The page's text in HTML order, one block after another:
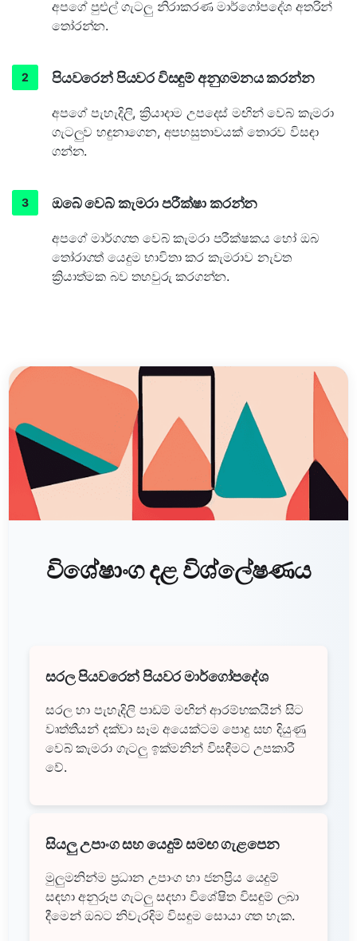
අපගේ පුළුල් ගැටලු නිරාකරණ මාර්ගෝපදේශ අතරින්
තෝරන්න.
පියවරෙන් පියවර විසඳුම් අනුගමනය කරන්න
අපගේ පැහැදිලි, ක්‍රියාදාම උපදෙස් මඟින් වෙබ් කැමරා
ගැටලුව හඳුනාගෙන, අපහසුතාවයක් තොරව විසඳා
ගන්න.
ඔබේ වෙබ් කැමරා පරීක්ෂා කරන්න
අපගේ මාර්ගගත වෙබ් කැමරා පරීක්ෂකය හෝ ඔබ
තෝරාගත් යෙදුම භාවිතා කර කැමරාව නැවත
ක්‍රියාත්මක බව තහවුරු කරගන්න.
විශේෂාංග දළ විශ්ලේෂණය
සරල පියවරෙන් පියවර මාර්ගෝපදේශ
සරල හා පැහැදිලි පාඩම් මඟින් ආරම්භකයින් සිට
වෘත්තීයන් දක්වා සෑම අයෙක්ටම පොදු සහ දියුණු
වෙබ් කැමරා ගැටලු ඉක්මනින් විසඳීමට උපකාරී
වේ.
සියලු උපාංග සහ යෙදුම් සමඟ ගැළපෙන
මුලුමනින්ම ප්‍රධාන උපාංග හා ජනප්‍රිය යෙදුම්
සඳහා අනුරූප ගැටලු සදහා විශේෂිත විසඳුම් ලබා
දීමෙන් ඔබට නිවැරදිම විසඳුම සොයා ගත හැක.